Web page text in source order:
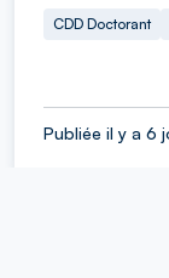
CDD Doctorant
Publiée il y a 6